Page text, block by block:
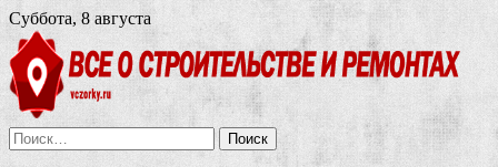
Суббота, 8 августа
Найти: